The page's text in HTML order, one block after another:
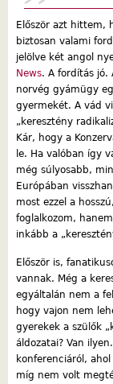
Először azt hittem,
biztosan valami
jelölve két angol
News. A fordítás jó.
norvég gyámügy
gyermekét. A vád
„keresztény
Kár, hogy a
le. Ha valóban így
még súlyosabb,
Európában
most ezzel a
foglalkozom,
inkább a
Először is,
vannak. Még a
egyáltalán nem a
hogy vajon nem
gyerekek a szülők
áldozatai? Van
konferenciáról,
míg nem volt